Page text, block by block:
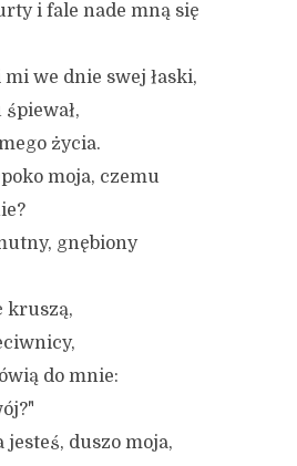
i fale nade mną się
we dnie swej łaski,
śpiewał,
życia.
moja, czemu
gnębiony
kruszą,
do mnie:
jesteś, duszo moja,